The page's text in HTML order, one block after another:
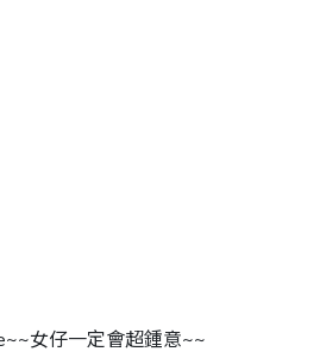
女仔一定會超鍾意~~